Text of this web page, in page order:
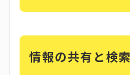
情報の共有と検索